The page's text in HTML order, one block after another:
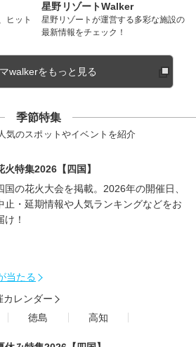
ヒット
星野リゾートWalker
星野リゾートが運営する多彩な施設の
最新情報をチェック！
walkerをもっと見る
季節特集
気のスポットやイベントを紹介
火特集2026【四国】
国の花火大会を掲載。2026年の開催日、
止・延期情報や人気ランキングなどをお
け！
当たる
カレンダー
徳島 高知